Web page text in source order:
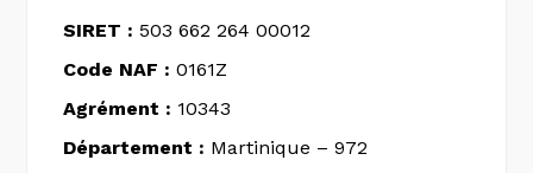
SIRET : 503 662 264 00012
Code NAF : 0161Z
Agrément : 10343
Département : Martinique – 972